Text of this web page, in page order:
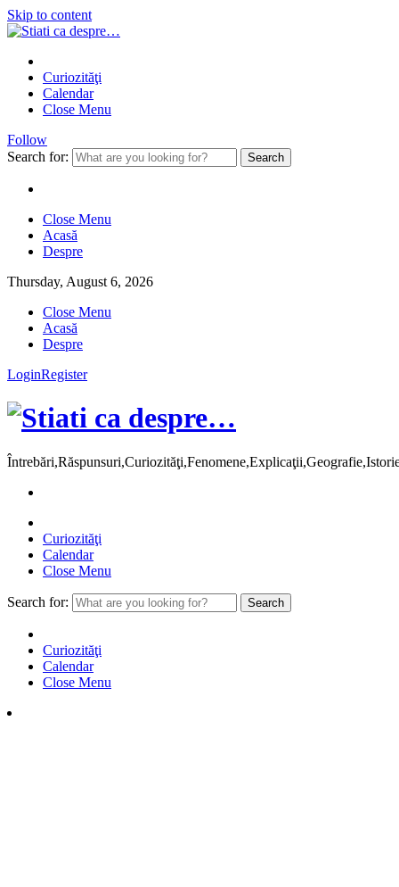
Skip to content
Curiozităţi
Calendar
Close Menu
Follow
Search for:
Close Menu
Acasă
Despre
Thursday, August 6, 2026
Close Menu
Acasă
Despre
LoginRegister
Curiozităţi
Calendar
Close Menu
Search for:
Curiozităţi
Calendar
Close Menu